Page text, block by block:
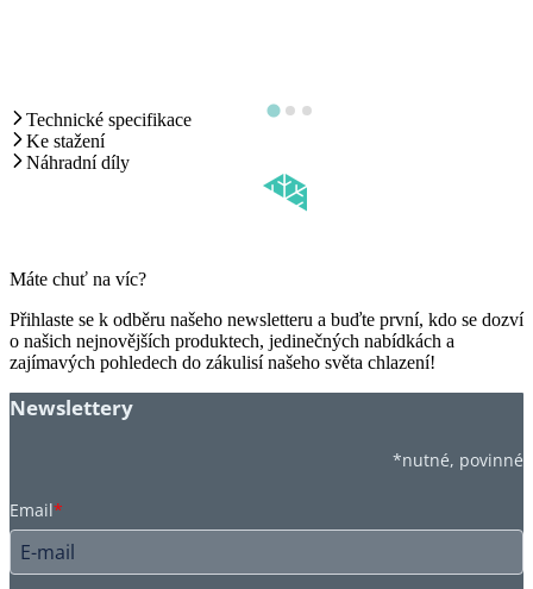
Technické specifikace
Ke stažení
Náhradní díly
Máte chuť na víc?
Přihlaste se k odběru našeho newsletteru a buďte první, kdo se dozví
o našich nejnovějších produktech, jedinečných nabídkách a
zajímavých pohledech do zákulisí našeho světa chlazení!
Newslettery
*nutné, povinné
Email*